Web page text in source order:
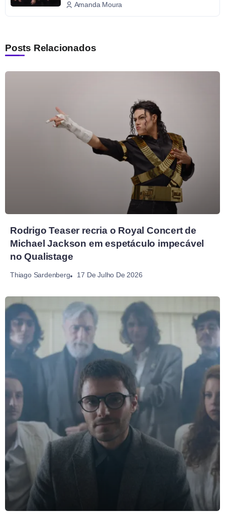
Amanda Moura
Posts Relacionados
Rodrigo Teaser recria o Royal Concert de
Michael Jackson em espetáculo impecável
no Qualistage
Thiago Sardenberg 17 De Julho De 2026